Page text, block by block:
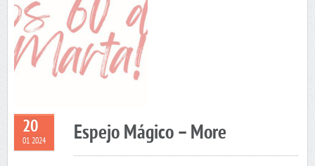
20
01 2024 Espejo Mágico – More